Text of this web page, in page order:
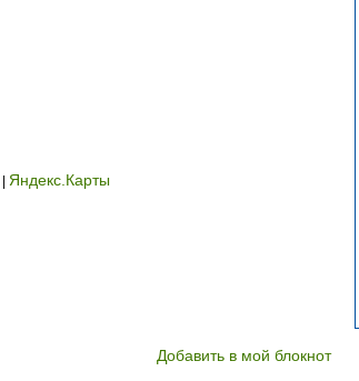
| Яндекс.Карты
Добавить в мой блокнот